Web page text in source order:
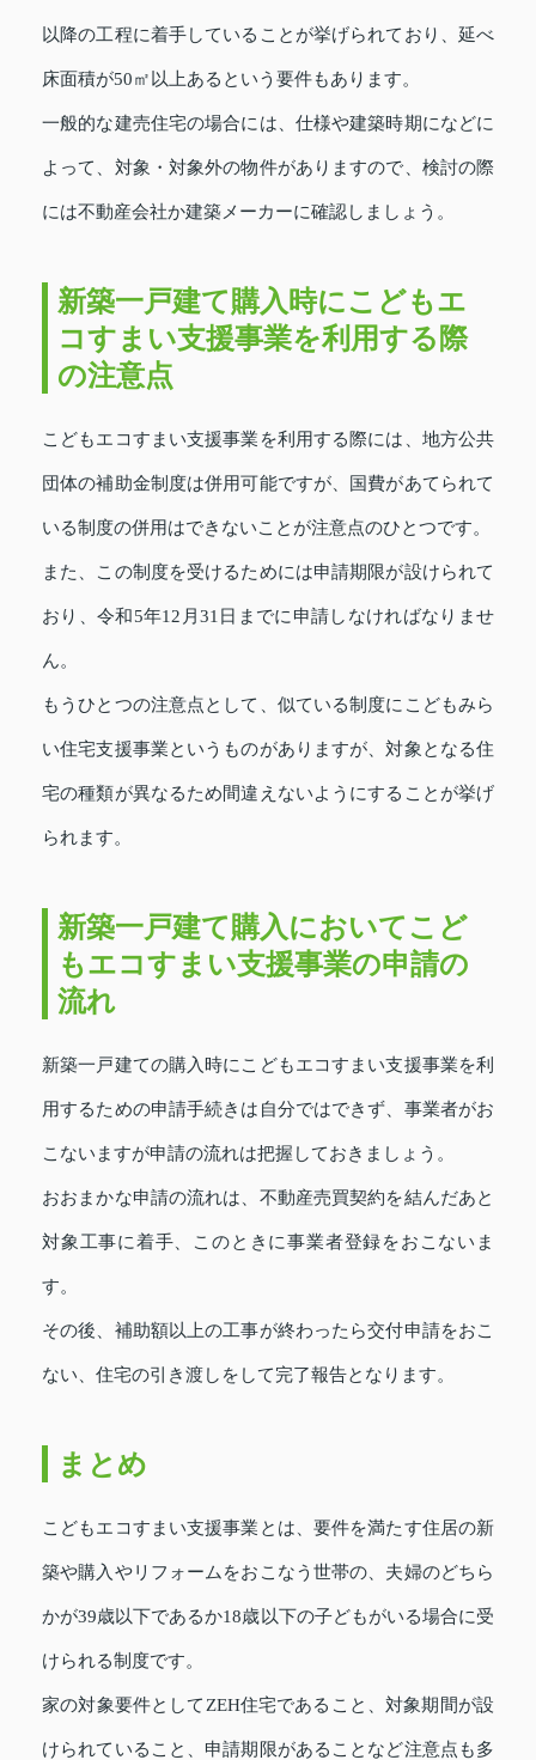
以降の工程に着手していることが挙げられており、延べ
床面積が50㎡以上あるという要件もあります。
一般的な建売住宅の場合には、仕様や建築時期になどに
よって、対象・対象外の物件がありますので、検討の際
には不動産会社か建築メーカーに確認しましょう。
新築一戸建て購入時にこどもエ
コすまい支援事業を利用する際
の注意点
こどもエコすまい支援事業を利用する際には、地方公共
団体の補助金制度は併用可能ですが、国費があてられて
いる制度の併用はできないことが注意点のひとつです。
また、この制度を受けるためには申請期限が設けられて
おり、令和5年12月31日までに申請しなければなりませ
ん。
もうひとつの注意点として、似ている制度にこどもみら
い住宅支援事業というものがありますが、対象となる住
宅の種類が異なるため間違えないようにすることが挙げ
られます。
新築一戸建て購入においてこど
もエコすまい支援事業の申請の
流れ
新築一戸建ての購入時にこどもエコすまい支援事業を利
用するための申請手続きは自分ではできず、事業者がお
こないますが申請の流れは把握しておきましょう。
おおまかな申請の流れは、不動産売買契約を結んだあと
対象工事に着手、このときに事業者登録をおこないま
す。
その後、補助額以上の工事が終わったら交付申請をおこ
ない、住宅の引き渡しをして完了報告となります。
まとめ
こどもエコすまい支援事業とは、要件を満たす住居の新
築や購入やリフォームをおこなう世帯の、夫婦のどちら
かが39歳以下であるか18歳以下の子どもがいる場合に受
けられる制度です。
家の対象要件としてZEH住宅であること、対象期間が設
けられていること、申請期限があることなど注意点も多